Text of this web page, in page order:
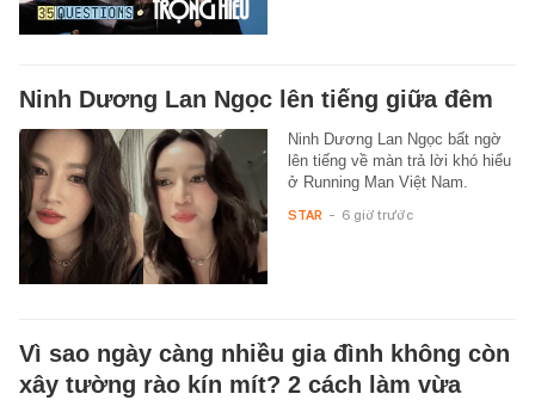
Ninh Dương Lan Ngọc lên tiếng giữa đêm
Ninh Dương Lan Ngọc bất ngờ
lên tiếng về màn trả lời khó hiểu
ở Running Man Việt Nam.
STAR - 6 giờ trước
Vì sao ngày càng nhiều gia đình không còn
xây tường rào kín mít? 2 cách làm vừa